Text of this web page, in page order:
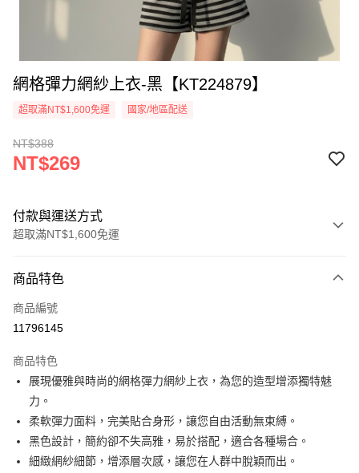
網格彈力網紗上衣-黑【KT224879】
超取滿NT$1,600免運 國家/地區配送
NT$388
NT$269
付款與運送方式
超取滿NT$1,600免運
信用卡一次付款
超商取貨付款
Apple Pay
街口支付
Google Pay
大哥付你分期
商品特色
商品編號
11796145
商品特色
展現優雅與時尚的網格彈力網紗上衣，為您的造型增添獨特魅
力。
柔軟彈力面料，完美貼合身形，讓您自由活動無束縛。
黑色設計，簡約卻不失高雅，易於搭配，適合各種場合。
細緻網紗細節，增添層次感，讓您在人群中脫穎而出。